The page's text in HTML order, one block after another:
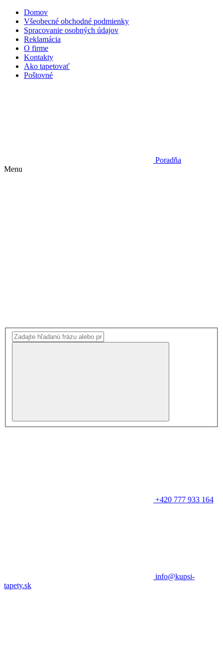
Domov
Všeobecné obchodné podmienky
Spracovanie osobných údajov
Reklamácia
O firme
Kontakty
Ako tapetovať
Poštovné
Poradňa
Menu
+420 777 933 164
info@kupsi-
tapety.sk